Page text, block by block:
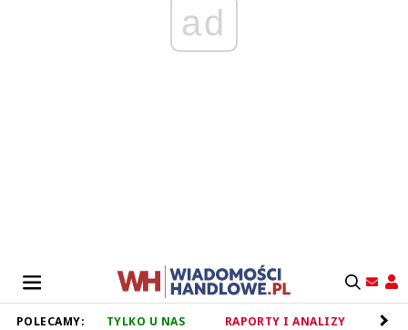
ad
POLECAMY: TYLKO U NAS RAPORTY I ANALIZY